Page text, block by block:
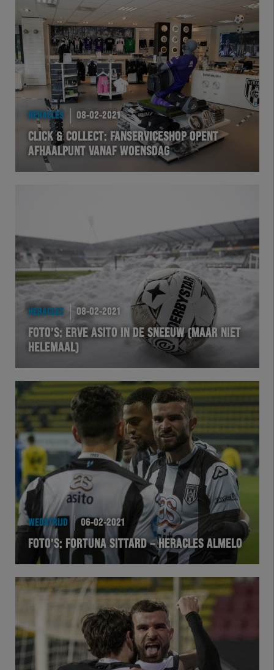
HERACLES 08-02-2021
CLICK & COLLECT: FANSERVICESHOP OPENT
AFHAALPUNT VANAF WOENSDAG
HERACLES 08-02-2021
FOTO’S: ERVE ASITO IN DE SNEEUW (MAAR NIET
HELEMAAL)
WEDSTRIJD 06-02-2021
FOTO’S: FORTUNA SITTARD – HERACLES ALMELO